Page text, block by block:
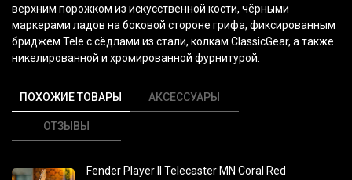
верхним порожком из искусственной кости, чёрными
маркерами ладов на боковой стороне грифа, фиксированным
бриджем Tele с сёдлами из стали, колкам ClassicGear, а также
никелированной и хромированной фурнитурой.
ПОХОЖИЕ ТОВАРЫ АКСЕССУАРЫ
ОТЗЫВЫ
Fender Player II Telecaster MN Coral Red